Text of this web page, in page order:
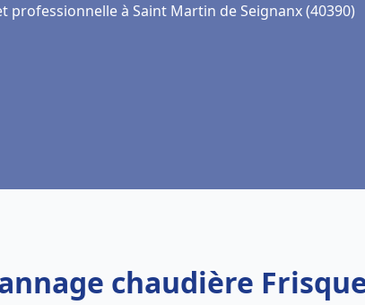
professionnelle à Saint Martin de Seignanx (40390)
chaudière